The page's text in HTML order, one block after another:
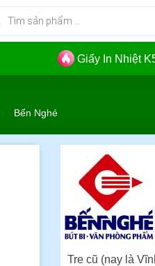
Giấy In Nhiệt
Bến Nghé
Tre cũ (nay là